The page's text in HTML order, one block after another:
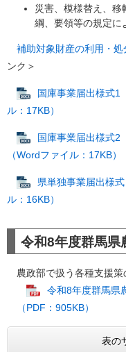
災害、模様替え、移
綱、要領等の規定に
補助対象財産の利用・処
ンク＞
国庫事業届出様式1
ル：17KB）
国庫事業届出様式2
（Wordファイル：17KB）
県単独事業届出様
ル：16KB）
令和8年度群馬県
農政部で扱う各種支援策
令和8年度群馬県
（PDF：905KB）
表の